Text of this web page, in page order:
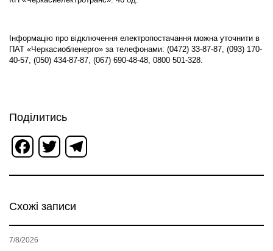
Інформацію про відключення електропостачання можна уточнити в
ПАТ «Черкасиобленерго» за телефонами: (0472) 33-87-87, (093) 170-
40-57, (050) 434-87-87, (067) 690-48-48, 0800 501-328.
Поділитись
Facebook
Twitter
Схожі записи
7/8/2026